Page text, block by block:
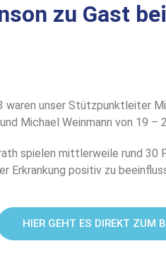
zu Gast
waren unser Stützpunktleiter
Michael Weinmann von 19 –
spielen mittlerweile rund 30
Erkrankung positiv zu
HIER GEHT ES DIREKT ZUM